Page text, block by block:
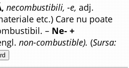
necombustibili, -e, adj.
etc.) Care nu poate
– Ne- +
non-combustible). (Sursa: